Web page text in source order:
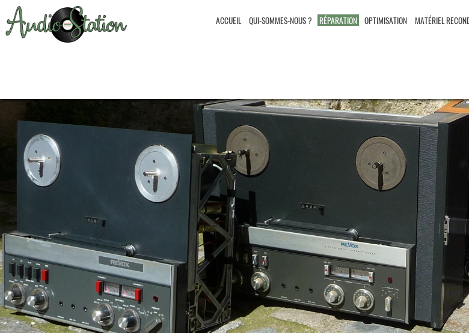
ACCUEIL QUI-SOMMES-NOUS ? RÉPARATION OPTIMISATION MATÉRIEL